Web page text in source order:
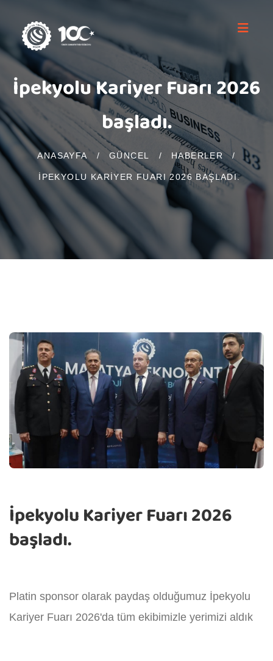
İpekyolu Kariyer Fuarı 2026
başladı.
ANASAYFA / GÜNCEL / HABERLER /
İPEKYOLU KARIYER FUARI 2026 BAŞLADI.
İpekyolu Kariyer Fuarı 2026
başladı.
Platin sponsor olarak paydaş olduğumuz İpekyolu
Kariyer Fuarı 2026'da tüm ekibimizle yerimizi aldık